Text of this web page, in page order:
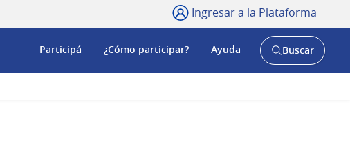
Ingresar a la Plataforma
Participá ¿Cómo participar? Ayuda
AbrirBuscar